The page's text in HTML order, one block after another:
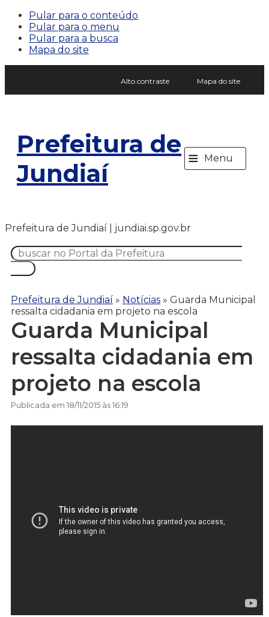
Pular para o conteúdo
Pular para o menu
Pular para a busca
Mapa do site
Alto contraste Mapa do site
Prefeitura de
Jundiaí
≡ Menu
Prefeitura de Jundiaí | jundiai.sp.gov.br
Prefeitura de Jundiaí » Notícias » Guarda Municipal
ressalta cidadania em projeto na escola
Guarda Municipal
ressalta cidadania em
projeto na escola
Publicada em 18/11/2015 às 16:19